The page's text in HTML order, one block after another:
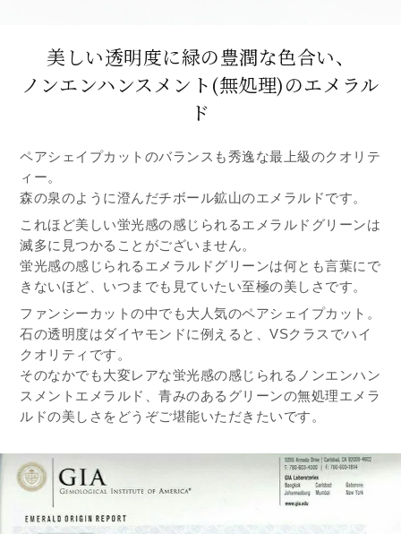
美しい透明度に緑の豊潤な色合い、
ノンエンハンスメント(無処理)のエメラル
ド
ペアシェイプカットのバランスも秀逸な最上級のクオリテ
ィー。
森の泉のように澄んだチボール鉱山のエメラルドです。
これほど美しい蛍光感の感じられるエメラルドグリーンは
滅多に見つかることがございません。
蛍光感の感じられるエメラルドグリーンは何とも言葉にで
きないほど、いつまでも見ていたい至極の美しさです。
ファンシーカットの中でも大人気のペアシェイプカット。
石の透明度はダイヤモンドに例えると、VSクラスでハイ
クオリティです。
そのなかでも大変レアな蛍光感の感じられるノンエンハン
スメントエメラルド、青みのあるグリーンの無処理エメラ
ルドの美しさをどうぞご堪能いただきたいです。